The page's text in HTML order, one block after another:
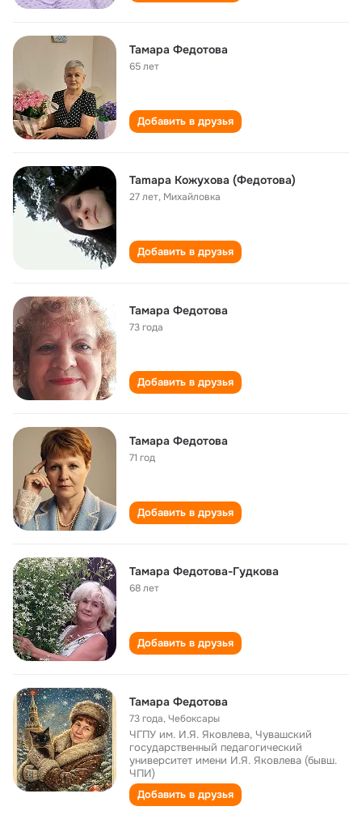
Тамара Федотова
65 лет
Добавить в друзья
Tamaрa Кожухова (Федотова)
27 лет, Михайловка
Добавить в друзья
Тамара Федотова
73 года
Добавить в друзья
Тамара Федотова
71 год
Добавить в друзья
Тамара Федотова-Гудкова
68 лет
Добавить в друзья
Тамара Федотова
73 года,Чебоксары
ЧГПУ им. И.Я. Яковлева, Чувашский
государственный педагогический
университет имени И.Я. Яковлева (бывш.
ЧПИ)
Добавить в друзья